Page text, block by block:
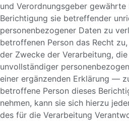
und Verordnungsgeber
Berichtigung sie betreffender
personenbezogener Daten zu
betroffenen Person das Recht
der Zwecke der Verarbeitung,
unvollständiger
einer ergänzenden Erklärung —
betroffene Person dieses
nehmen, kann sie sich hierzu
des für die Verarbeitung